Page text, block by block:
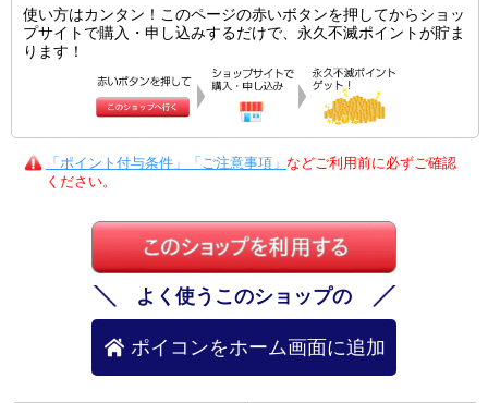
使い方はカンタン！このページの赤いボタンを押してからショッ
プサイトで購入・申し込みするだけで、永久不滅ポイントが貯ま
ります！
「ポイント付与条件」「ご注意事項」 などご利用前に必ずご確認
ください。
よく使うこのショップの
ポイコンをホーム画面に追加